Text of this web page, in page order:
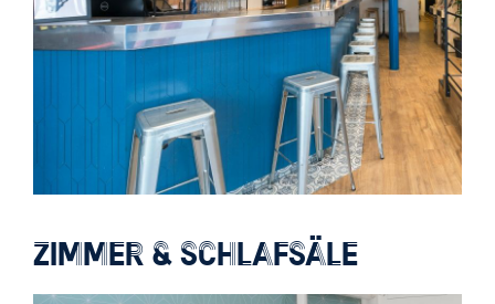
ZIMMER & SCHLAFSÄLE